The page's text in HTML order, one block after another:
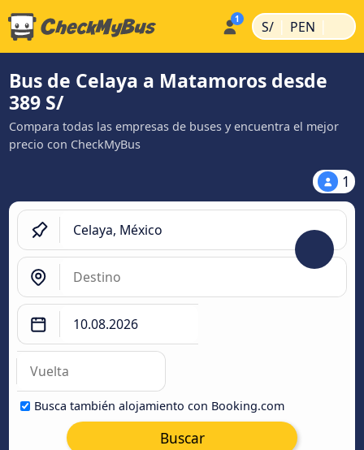
S/ | PEN |
Bus de Celaya a Matamoros desde
389 S/
Compara todas las empresas de buses y encuentra el mejor
precio con CheckMyBus
1
Busca también alojamiento con Booking.com
Buscar